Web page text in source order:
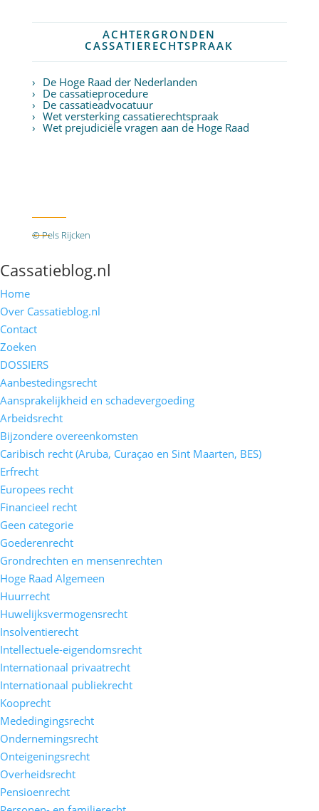
ACHTERGRONDEN
CASSATIERECHTSPRAAK
De Hoge Raad der Nederlanden
De cassatieprocedure
De cassatieadvocatuur
Wet versterking cassatierechtspraak
Wet prejudiciële vragen aan de Hoge Raad
© Pels Rijcken
Cassatieblog.nl
Home
Over Cassatieblog.nl
Contact
Zoeken
DOSSIERS
Aanbestedingsrecht
Aansprakelijkheid en schadevergoeding
Arbeidsrecht
Bijzondere overeenkomsten
Caribisch recht (Aruba, Curaçao en Sint Maarten, BES)
Erfrecht
Europees recht
Financieel recht
Geen categorie
Goederenrecht
Grondrechten en mensenrechten
Hoge Raad Algemeen
Huurrecht
Huwelijksvermogensrecht
Insolventierecht
Intellectuele-eigendomsrecht
Internationaal privaatrecht
Internationaal publiekrecht
Kooprecht
Mededingingsrecht
Ondernemingsrecht
Onteigeningsrecht
Overheidsrecht
Pensioenrecht